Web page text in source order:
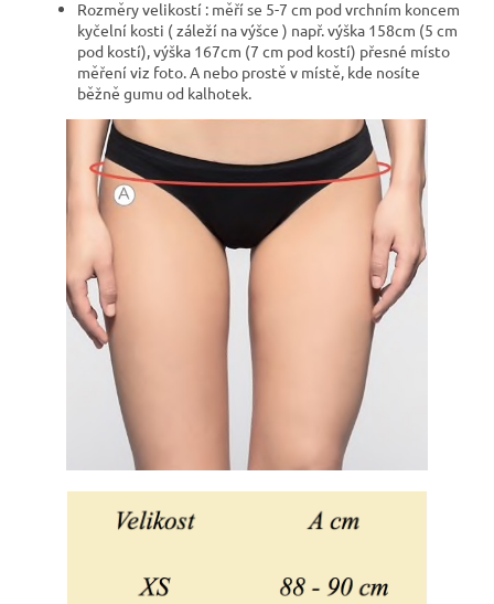
Rozměry velikostí : měří se 5-7 cm pod vrchním koncem
kyčelní kosti ( záleží na výšce ) např. výška 158cm (5 cm
pod kostí), výška 167cm (7 cm pod kostí) přesné místo
měření viz foto. A nebo prostě v místě, kde nosíte
běžně gumu od kalhotek.